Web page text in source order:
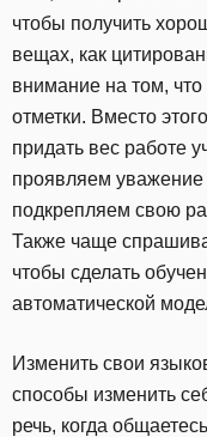
чтобы получить
вещах, как
внимание на том,
отметки. Вместо
придать вес работе
проявляем уважение
подкрепляем свою
Также чаще
чтобы сделать
автоматической
Изменить свои
способы изменить
речь, когда